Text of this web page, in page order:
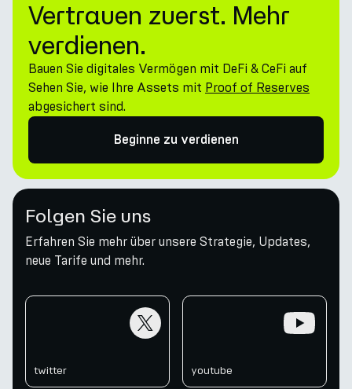
Vertrauen zuerst. Mehr
verdienen.
Bauen Sie digitales Vermögen mit DeFi & CeFi auf
Sehen Sie, wie Ihre Assets mit Proof of Reserves
abgesichert sind.
Beginne zu verdienen
Folgen Sie uns
Erfahren Sie mehr über unsere Strategie, Updates,
neue Tarife und mehr.
twitter youtube